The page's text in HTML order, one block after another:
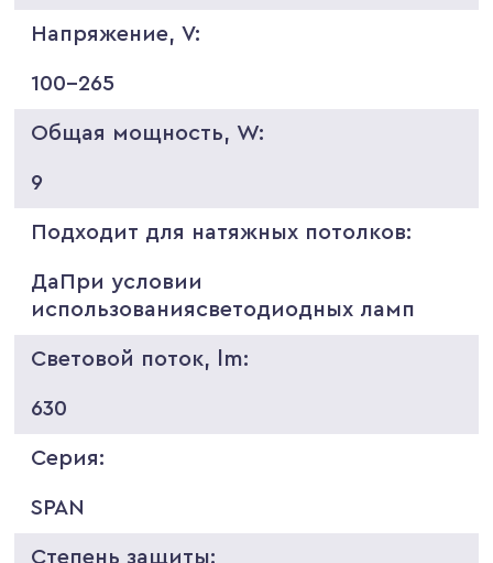
Напряжение, V:
100-265
Общая мощность, W:
9
Подходит для натяжных потолков:
ДаПри условии
использованиясветодиодных ламп
Световой поток, lm:
630
Серия:
SPAN
Степень защиты: